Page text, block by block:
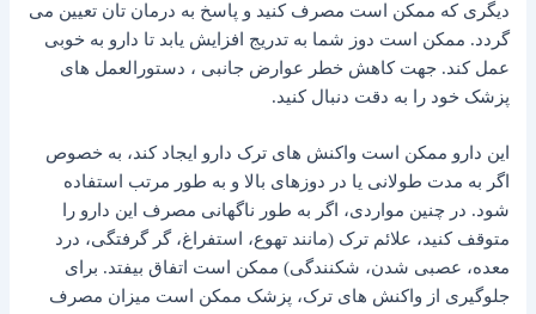
دیگری که ممکن است مصرف کنید و پاسخ به درمان تان تعیین می
گردد. ممکن است دوز شما به تدریج افزایش یابد تا دارو به خوبی
عمل کند. جهت کاهش خطر عوارض جانبی ، دستورالعمل های
پزشک خود را به دقت دنبال کنید.
این دارو ممکن است واکنش های ترک دارو ایجاد کند، به خصوص
اگر به مدت طولانی یا در دوزهای بالا و به طور مرتب استفاده
شود. در چنین مواردی، اگر به طور ناگهانی مصرف این دارو را
متوقف کنید، علائم ترک (مانند تهوع، استفراغ، گر گرفتگی، درد
معده، عصبی شدن، شکنندگی) ممکن است اتفاق بیفتد. برای
جلوگیری از واکنش های ترک، پزشک ممکن است میزان مصرف